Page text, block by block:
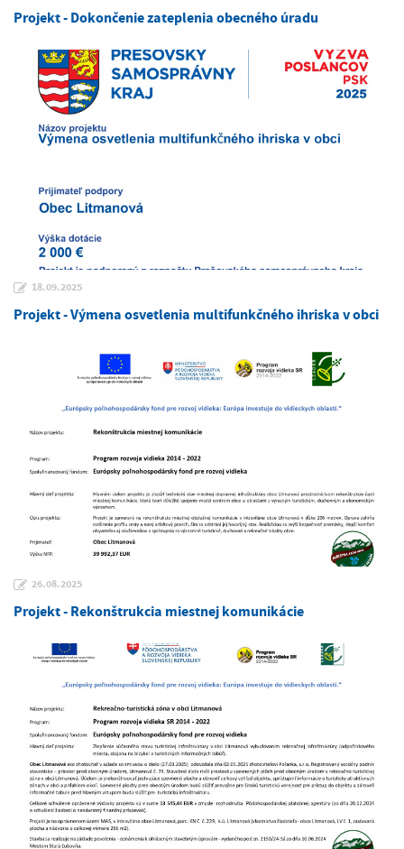
Projekt - Dokončenie zateplenia obecného úradu
18.09.2025
Projekt - Výmena osvetlenia multifunkčného ihriska v obci
26.08.2025
Projekt - Rekonštrukcia miestnej komunikácie